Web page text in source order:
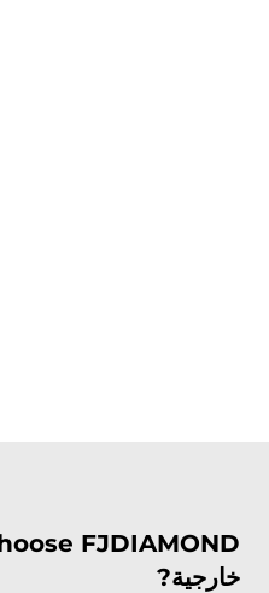
خارجية?